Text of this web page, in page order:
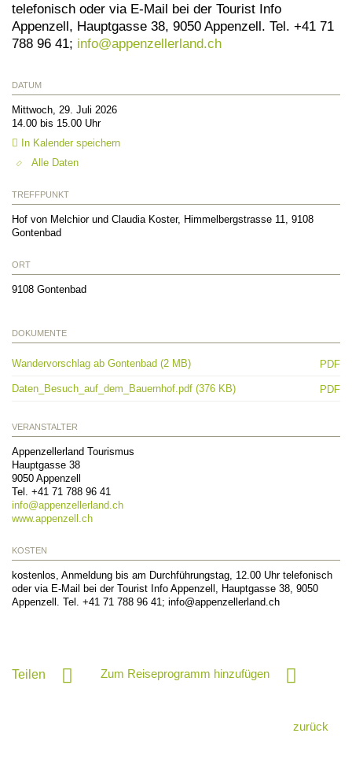
telefonisch oder via E-Mail bei der Tourist Info
Appenzell, Hauptgasse 38, 9050 Appenzell. Tel. +41 71
788 96 41; info@appenzellerland.ch
DATUM
Mittwoch, 29. Juli 2026
14.00 bis 15.00 Uhr
In Kalender speichern
Alle Daten
TREFFPUNKT
Hof von Melchior und Claudia Koster, Himmelbergstrasse 11, 9108
Gontenbad
ORT
9108 Gontenbad
DOKUMENTE
Wandervorschlag ab Gontenbad (2 MB) PDF
Daten_Besuch_auf_dem_Bauernhof.pdf (376 KB) PDF
VERANSTALTER
Appenzellerland Tourismus
Hauptgasse 38
9050 Appenzell
Tel. +41 71 788 96 41
info@appenzellerland.ch
www.appenzell.ch
KOSTEN
kostenlos, Anmeldung bis am Durchführungstag, 12.00 Uhr telefonisch
oder via E-Mail bei der Tourist Info Appenzell, Hauptgasse 38, 9050
Appenzell. Tel. +41 71 788 96 41; info@appenzellerland.ch
Teilen Zum Reiseprogramm hinzufügen
zurück